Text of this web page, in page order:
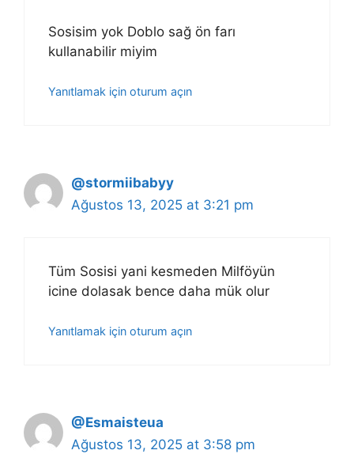
Sosisim yok Doblo sağ ön farı
kullanabilir miyim
Yanıtlamak için oturum açın
@stormiibabyy
Ağustos 13, 2025 at 3:21 pm
Tüm Sosisi yani kesmeden Milföyün
icine dolasak bence daha mük olur
Yanıtlamak için oturum açın
@Esmaisteua
Ağustos 13, 2025 at 3:58 pm